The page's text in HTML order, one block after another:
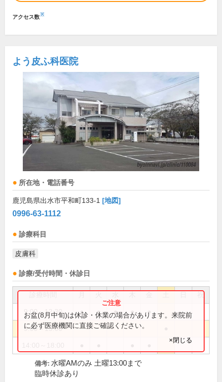
アクセス数※
よう皮ふ科医院
所在地・電話番号
鹿児島県出水市平和町133-1 [地図]
0996-63-1112
診療科目
皮膚科
診療/受付時間・休診日
祝
9:00～12:30 ● ● ● ● ●
9:00～13:00
お盆(8月中旬)は休診・休業の場合があります。来院前
に必ず医療機関に直接ご確認ください。
×閉じる
備考: 水曜AMのみ 土曜13:00まで
臨時休診あり